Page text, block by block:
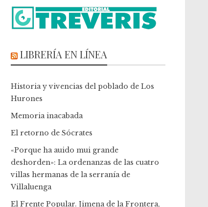
LIBRERÍA EN LÍNEA
Historia y vivencias del poblado de Los
Hurones
Memoria inacabada
El retorno de Sócrates
«Porque ha auido mui grande
deshorden»: La ordenanzas de las cuatro
villas hermanas de la serranía de
Villaluenga
El Frente Popular. Jimena de la Frontera,